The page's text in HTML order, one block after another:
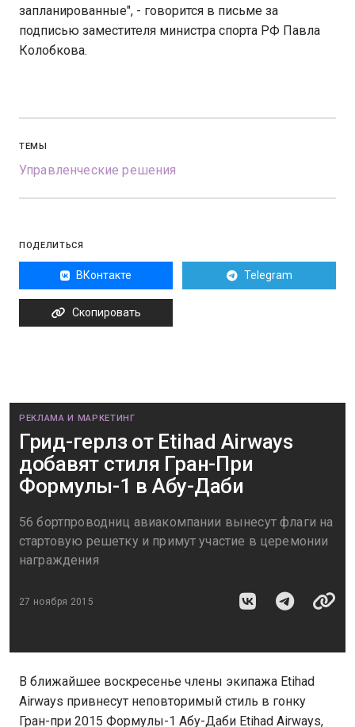
запланированные", - говорится в письме за
подписью заместителя министра спорта РФ Павла
Колобкова.
ТЕМЫ
Управленческие решения
ПОДЕЛИТЬСЯ
ВКонтакте Telegram
Скопировать
РЕКЛАМА И МАРКЕТИНГ
Грид-герлз от Etihad Airways
добавят стиля Гран-При
Формулы-1 в Абу-Даби
56 бортпроводниц авиакомпании вынесут флаги на
стартовую решетку и примут участие в церемонии
награждения
27 ноября 2015
В ближайшее воскресенье члены экипажа Etihad
Airways привнесут неповторимый стиль в гонку
Гран-при 2015 Формулы-1 Абу-Даби Etihad Airways,